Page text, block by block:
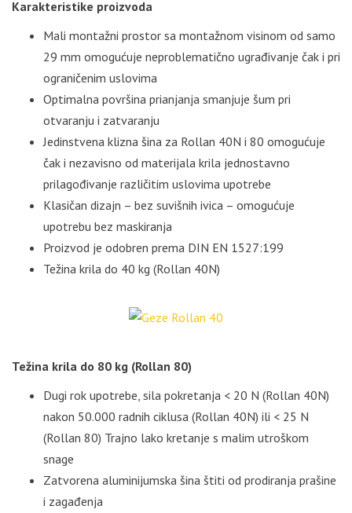
Karakteristike proizvoda
Mali montažni prostor sa montažnom visinom od samo
29 mm omogućuje neproblematično ugrađivanje čak i pri
ograničenim uslovima
Optimalna površina prianjanja smanjuje šum pri
otvaranju i zatvaranju
Jedinstvena klizna šina za Rollan 40N i 80 omogućuje
čak i nezavisno od materijala krila jednostavno
prilagođivanje različitim uslovima upotrebe
Klasičan dizajn – bez suvišnih ivica – omogućuje
upotrebu bez maskiranja
Proizvod je odobren prema DIN EN 1527:199
Težina krila do 40 kg (Rollan 40N)
Težina krila do 80 kg (Rollan 80)
Dugi rok upotrebe, sila pokretanja < 20 N (Rollan 40N)
nakon 50.000 radnih ciklusa (Rollan 40N) ili < 25 N
(Rollan 80) Trajno lako kretanje s malim utroškom
snage
Zatvorena aluminijumska šina štiti od prodiranja prašine
i zagađenja